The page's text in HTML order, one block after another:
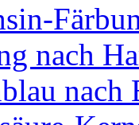
nach
nach